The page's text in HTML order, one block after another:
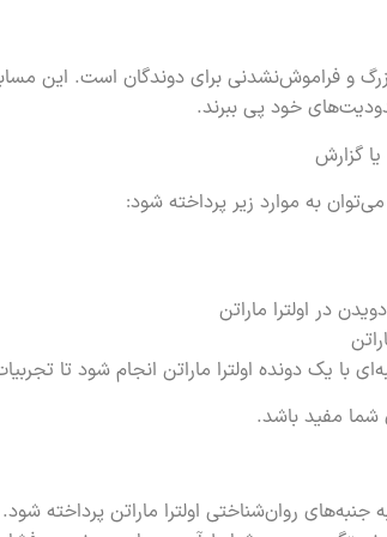
و فراموش‌نشدنی برای دوندگان است. این
خود پی ببرند.
یا گزارش
به موارد زیر پرداخته شود:
در اولترا ماراتن
با یک دونده اولترا ماراتن انجام شود تا
شما مفید باشد.
جنبه‌های روان‌شناختی اولترا ماراتن پرداخته